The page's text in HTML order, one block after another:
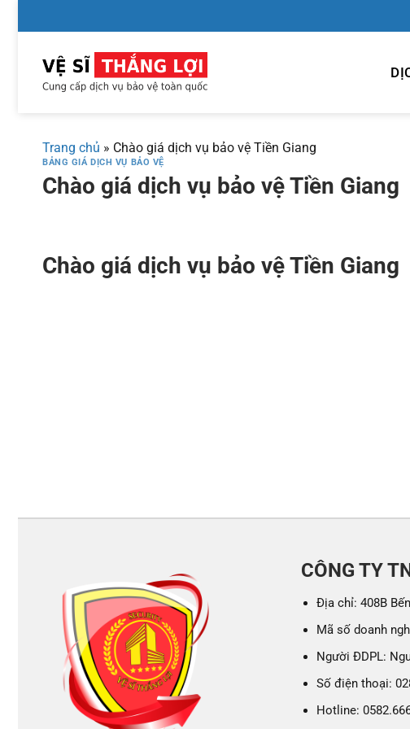
đến
dung
Trang chủ » Chào giá dịch vụ bảo vệ Tiền Giang
BẢNG GIÁ DỊCH VỤ BẢO VỆ
Chào giá dịch vụ bảo vệ Tiền Giang
Chào giá dịch vụ bảo vệ Tiền Giang
CÔNG TY
Địa chỉ: 408B
Mã số doanh
Người ĐDPL:
Số điện thoại:
Hotline: